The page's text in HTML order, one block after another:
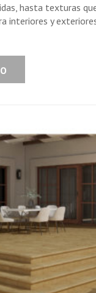
hasta texturas
interiores y